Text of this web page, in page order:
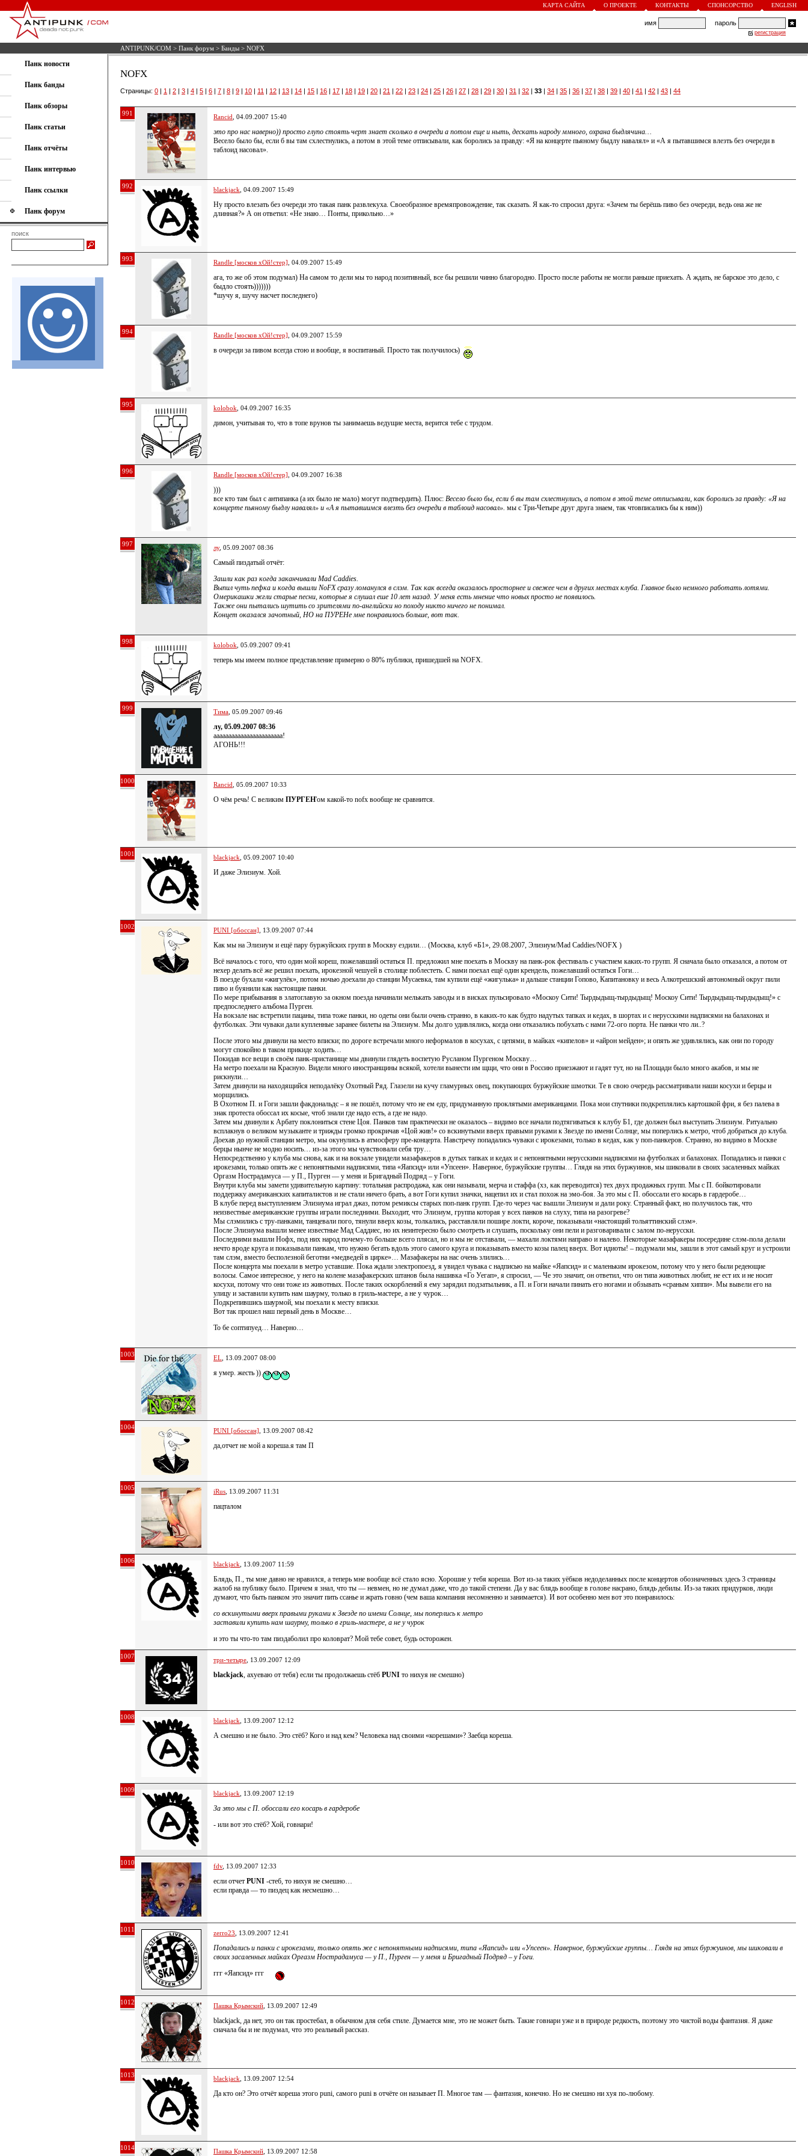
КАРТА САЙТА О ПРОЕКТЕ КОНТАКТЫ СПОНСОРСТВО ENGLISH
имя пароль
регистрация
ANTIPUNK/COM > Панк форум > Банды > NOFX
Панк новости
Панк банды
Панк обзоры
Панк статьи
Панк отчёты
Панк интервью
Панк ссылки
Панк форум
поиск
NOFX
Страницы: 0 | 1 | 2 | 3 | 4 | 5 | 6 | 7 | 8 | 9 | 10 | 11 | 12 | 13 | 14 | 15 | 16 | 17 | 18 | 19 | 20 | 21 | 22 | 23 | 24 | 25 | 26 | 27 | 28 | 29 | 30 | 31 | 32 | 33 | 34 | 35 | 36 | 37 | 38 | 39 | 40 | 41 | 42 | 43 | 44
991 Rancid , 04.09.2007 15:40
это про нас наверно)) просто глупо стоять черт знает сколько в очереди а потом еще и ныть, дескать народу ммного, охрана быдлячина…
Весело было бы, если б вы там схлестнулись, а потом в этой теме отписывали, как боролись за правду: «Я на концерте пьяному быдлу навалял» и «А я пытавшимся влезть без очереди в
таблоид насовал».
992 blackjack , 04.09.2007 15:49
Ну просто влезать без очереди это такая панк развлекуха. Своеобразное времяпровождение, так сказать. Я как-то спросил друга: «Зачем ты берёшь пиво без очереди, ведь она же не
длинная?» А он ответил: «Не знаю… Понты, прикольно…»
993 Randle [москов хОй!стер] , 04.09.2007 15:49
ага, то же об этом подумал) На самом то дели мы то народ позитивный, все бы решили чинно благородно. Просто после работы не могли раньше приехать. А ждать, не барское это дело, с
быдло стоять)))))))
*шучу я, шучу насчет последнего)
994 Randle [москов хОй!стер] , 04.09.2007 15:59
в очереди за пивом всегда стою и вообще, я воспитаный. Просто так получилось)
995 kolobok , 04.09.2007 16:35
димон, учитывая то, что в топе врунов ты занимаешь ведущие места, верится тебе с трудом.
996 Randle [москов хОй!стер] , 04.09.2007 16:38
)))
все кто там был с антипанка (а их было не мало) могут подтвердить). Плюс: Весело было бы, если б вы там схлестнулись, а потом в этой теме отписывали, как боролись за правду: «Я на
концерте пьяному быдлу навалял» и «А я пытавшимся влезть без очереди в таблоид насовал». мы с Три-Четыре друг друга знаем, так чтовписались бы к ним))
997 лу, 05.09.2007 08:36
Самый пиздатый отчёт:
Зашли как раз когда заканчивали Mad Caddies.
Выпил чуть пефка и когда вышли NoFX сразу ломанулся в слэм. Так как всегда оказалось просторнее и свежее чем в других местах клуба. Главное было немного работать лотями.
Омерикашки жгли старые песни, которые я слушал еше 10 лет назад. У меня есть мнение что новых просто не появилось.
Также они пытались шутить со зрителями по-английски но походу никто ничего не понимал.
Концет оказался зачотный, НО на ПУРЕНе мне понравилось больше, вот так.
998 kolobok , 05.09.2007 09:41
теперь мы имеем полное представление примерно о 80% публики, пришедшей на NOFX.
999 Тима , 05.09.2007 09:46
лу, 05.09.2007 08:36
ааааааааааааааааааааааа!
АГОНЬ!!!
1000 Rancid , 05.09.2007 10:33
О чём речь! С великим ПУРГЕН'ом какой-то nofx вообще не сравнится.
1001 blackjack , 05.09.2007 10:40
И даже Элизиум. Хой.
1002 PUNI [обоссан] , 13.09.2007 07:44
Как мы на Элизиум и ещё пару буржуйских групп в Москву ездили… (Москва, клуб «Б1», 29.08.2007, Элизиум/Mad Caddies/NOFX )
Всё началось с того, что один мой кореш, пожелавший остаться П. предложил мне поехать в Москву на панк-рок фестиваль с участием каких-то групп. Я сначала было отказался, а потом от
нехер делать всё же решил поехать, ирокезной чешуей в столице поблестеть. С нами поехал ещё один крендель, пожелавший остаться Гоги…
В поезде бухали «жигулёк», потом ночью доехали до станции Мусаевка, там купили ещё «жигулька» и дальше станции Гопово, Капитановку и весь Алкотрешский автономный округ пили
пиво и буянили как настоящие панки.
По мере прибывания в златоглавую за окном поезда начинали мелькать заводы и в висках пульсировало «Москоу Сити! Тырдыдыщ-тырдыдыщ! Москоу Сити! Тырдыдыщ-тырдыдыщ!» с
предпоследнего альбома Пурген.
На вокзале нас встретили пацаны, типа тоже панки, но одеты они были очень странно, в каких-то как будто надутых тапках и кедах, в шортах и с нерусскими надписями на балахонах и
футболках. Эти чуваки дали купленные заранее билеты на Элизиум. Мы долго удивлялись, когда они отказались побухать с нами 72-ого порта. Не панки что ли..?
После этого мы двинули на место вписки; по дороге встречали много неформалов в косухах, с цепями, в майках «кипелов» и «айрон мейден»; и опять же удивлялись, как они по городу
могут спокойно в таком прикиде ходить…
Покидав все вещи в своём панк-пристанище мы двинули глядеть воспетую Русланом Пургеном Москву…
На метро поехали на Красную. Видели много иностранщины всякой, хотели вынести им щщи, что они в Россию приезжают и гадят тут, но на Площади было много акабов, и мы не
рискнули…
Затем двинули на находящийся неподалёку Охотный Ряд. Глазели на кучу гламурных овец, покупающих буржуйские шмотки. Те в свою очередь рассматривали наши косухи и берцы и
морщились.
В Охотном П. и Гоги зашли факдональдс – я не пошёл, потому что не ем еду, придуманную проклятыми американцами. Пока мои спутники подкреплялись картошкой фри, я без палева в
знак протеста обоссал их косые, чтоб знали где надо есть, а где не надо.
Затем мы двинули к Арбату поклониться стене Цоя. Панков там практически не оказалось – видимо все начали подтягиваться к клубу Б1, где должен был выступать Элизиум. Ритуально
всплакнув о великом музыканте и трижды громко прокричав «Цой жив!» со вскинутыми вверх правыми руками к Звезде по имени Солнце, мы поперлись к метро, чтоб добраться до клуба.
Доехав до нужной станции метро, мы окунулись в атмосферу пре-концерта. Навстречу попадались чуваки с ирокезами, только в кедах, как у поп-панкеров. Странно, но видимо в Москве
берцы нынче не модно носить… из-за этого мы чувствовали себя тру…
Непосредственно у клуба мы снова, как и на вокзале увидели мазафакеров в дутых тапках и кедах и с непонятными нерусскими надписями на футболках и балахонах. Попадались и панки с
ирокезами, только опять же с непонятными надписями, типа «Яапсид» или «Упсеен». Наверное, буржуйские группы… Глядя на этих буржуинов, мы шиковали в своих засаленных майках
Оргазм Нострадамуса — у П., Пурген — у меня и Бригадный Подряд – у Гоги.
Внутри клуба мы замети удивительную картину: тотальная распродажа, как они называли, мерча и стаффа (хз, как переводится) тех двух продажных групп. Мы с П. бойкотировали
поддержку американских капиталистов и не стали ничего брать, а вот Гоги купил значки, нацепил их и стал похож на эмо-боя. За это мы с П. обоссали его косарь в гардеробе…
В клубе перед выступлением Элизиума играл джаз, потом ремиксы старых поп-панк групп. Где-то через час вышли Элизиум и дали року. Странный факт, но получилось так, что
неизвестные американские группы играли последними. Выходит, что Элизиум, группа которая у всех панков на слуху, типа на разогреве?
Мы слэмились с тру-панками, танцевали пого, тянули вверх козы, толкались, расставляли пошире локти, короче, показывали «настоящий тольяттинский слэм».
После Элизиума вышли менее известные Мад Саддиес, но их неинтересно было смотреть и слушать, поскольку они пели и разговаривали с залом по-нерусски.
Последними вышли Нофх, под них народ почему-то больше всего плясал, но и мы не отставали, — махали локтями направо и налево. Некоторые мазафакеры посередине слэм-пола делали
нечто вроде круга и показывали панкам, что нужно бегать вдоль этого самого круга и показывать вместо козы палец вверх. Вот идиоты! – подумали мы, зашли в этот самый круг и устроили
там слэм, вместо бесполезной беготни «медведей в цирке»… Мазафакеры на нас очень злились…
После концерта мы поехали в метро уставшие. Пока ждали электропоезд, я увидел чувака с надписью на майке «Яапсид» и с маленьким ирокезом, потому что у него были редеющие
волосы. Самое интересное, у него на колене мазафакерских штанов была нашивка «Го Уегап», я спросил, — Че это значит, он ответил, что он типа животных любит, не ест их и не носит
косухи, потому что они тоже из животных. После таких оскорблений я ему зарядил подзатыльник, а П. и Гоги начали пинать его ногами и обзывать «сраным хиппи». Мы вывели его на
улицу и заставили купить нам шаурму, только в гриль-мастере, а не у чурок…
Подкрепившись шаурмой, мы поехали к месту вписки.
Вот так прошел наш первый день в Москве…
То бе соптипуед… Наверно…
1003 EL , 13.09.2007 08:00
я умер. жесть ))
1004 PUNI [обоссан] , 13.09.2007 08:42
да,отчет не мой а кореша.я там П
1005 iRus , 13.09.2007 11:31
пацталом
1006 blackjack , 13.09.2007 11:59
Блядь, П., ты мне давно не нравился, а теперь мне вообще всё стало ясно. Хорошие у тебя кореша. Вот из-за таких уёбков недоделанных после концертов обозначенных здесь 3 страницы
жалоб на публику было. Причем я знал, что ты — невмен, но не думал даже, что до такой степени. Да у вас блядь вообще в голове насрано, блядь дебилы. Из-за таких придурков, люди
думают, что быть панком это значит пить ссанье и жрать говно (чем ваша компания несомненно и занимается). И вот особенно мен вот это понравилось:
со вскинутыми вверх правыми руками к Звезде по имени Солнце, мы поперлись к метро
заставили купить нам шаурму, только в гриль-мастере, а не у чурок
и это ты что-то там пиздаболил про коловрат? Мой тебе совет, будь осторожен.
1007 три-четыре , 13.09.2007 12:09
blackjack, ахуеваю от тебя) если ты продолжаешь стёб PUNI то нихуя не смешно)
1008 blackjack , 13.09.2007 12:12
А смешно и не было. Это стёб? Кого и над кем? Человека над своими «корешами»? Заебца кореша.
1009 blackjack , 13.09.2007 12:19
За это мы с П. обоссали его косарь в гардеробе
- или вот это стёб? Хой, говнари!
1010 fdv, 13.09.2007 12:33
если отчет PUNI -стеб, то нихуя не смешно…
если правда — то пиздец как несмешно…
1011 zerro23 , 13.09.2007 12:41
Попадались и панки с ирокезами, только опять же с непонятными надписями, типа «Яапсид» или «Упсеен». Наверное, буржуйские группы… Глядя на этих буржуинов, мы шиковали в
своих засаленных майках Оргазм Нострадамуса — у П., Пурген — у меня и Бригадный Подряд – у Гоги.
ггг «Яапсид» ггг
1012 Пашка Крымский , 13.09.2007 12:49
blackjack, да нет, это он так простебал, в обычном для себя стиле. Думается мне, это не может быть. Такие говнари уже и в природе редкость, поэтому это чистой воды фантазия. Я даже
сначала бы и не подумал, что это реальный рассказ.
1013 blackjack , 13.09.2007 12:54
Да кто он? Это отчёт кореша этого puni, самого puni в отчёте он называет П. Многое там — фантазия, конечно. Но не смешно ни хуя по-любому.
1014 Пашка Крымский , 13.09.2007 12:58